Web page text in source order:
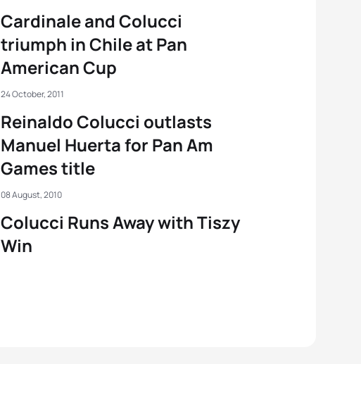
Cardinale and Colucci
triumph in Chile at Pan
American Cup
Reinaldo Colucci outlasts
Manuel Huerta for Pan Am
Games title
24 October, 2011
Colucci Runs Away with Tiszy
Win
08 August, 2010